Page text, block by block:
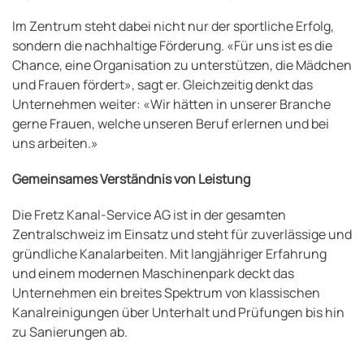
Im Zentrum steht dabei nicht nur der sportliche Erfolg,
sondern die nachhaltige Förderung. «Für uns ist es die
Chance, eine Organisation zu unterstützen, die Mädchen
und Frauen fördert», sagt er. Gleichzeitig denkt das
Unternehmen weiter: «Wir hätten in unserer Branche
gerne Frauen, welche unseren Beruf erlernen und bei
uns arbeiten.»
Gemeinsames Verständnis von Leistung
Die Fretz Kanal-Service AG ist in der gesamten
Zentralschweiz im Einsatz und steht für zuverlässige und
gründliche Kanalarbeiten. Mit langjähriger Erfahrung
und einem modernen Maschinenpark deckt das
Unternehmen ein breites Spektrum von klassischen
Kanalreinigungen über Unterhalt und Prüfungen bis hin
zu Sanierungen ab.